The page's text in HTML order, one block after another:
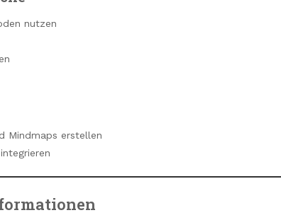
nutzen
Mindmaps erstellen